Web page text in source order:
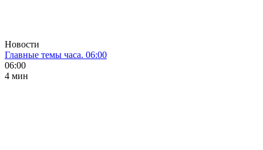
Новости
Главные темы часа. 06:00
06:00
4 мин